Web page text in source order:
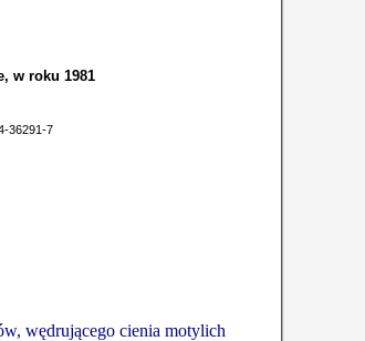
w roku 1981
36291-7
wędrującego cienia motylich